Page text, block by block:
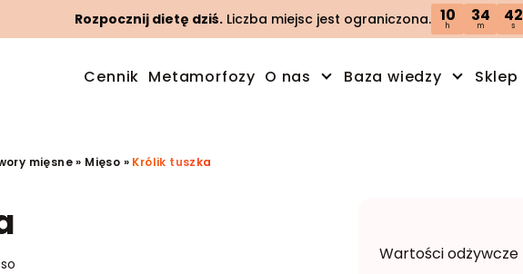
Rozpocznij dietę dziś. Liczba miejsc jest ograniczona. 10
h
34
m
40
s
Cennik Metamorfozy O nas Baza wiedzy Sklep
mięsne» Mięso » Królik tuszka
Wartości odżywcze